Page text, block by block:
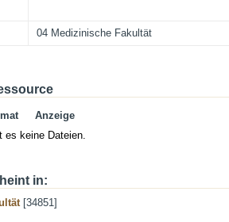
04 Medizinische Fakultät
Anzeige
es keine Dateien.
in:
[34851]